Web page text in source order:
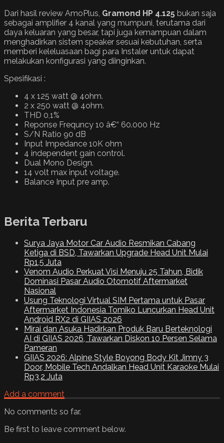
Dari hasil review AmoPlus, Gramond HP 4.125 bukan saja
sebagai amplifier 4 kanal yang mumpuni, terutama dari
daya keluaran yang besar, tapi juga kemampuan dalam
menghadirkan sistem speaker sesuai kebutuhan, serta
memberi keleluasaan bagi para Instaler untuk dapat
melakukan konfigurasi yang diinginkan.
Spesifikasi :
4 x 125 watt @ 4ohm.
2 x 250 watt @ 4ohm.
THD 0,1%
Reponse Frequncy 10 â€“ 60.000 Hz
S/N Ratio 90 dB
Input Impedance 10K ohm
4 independent gain control.
Dual Mono Design.
14 volt max input voltage.
Balance Input pre amp.
Berita Terbaru
Surya Jaya Motor Car Audio Resmikan Cabang
Ketiga di BSD, Tawarkan Upgrade Head Unit Mulai
Rp1,5 Juta
Venom Audio Perkuat Visi Menuju 25 Tahun, Bidik
Dominasi Pasar Audio Otomotif Aftermarket
Nasional
Usung Teknologi Virtual SIM Pertama untuk Pasar
Aftermarket Indonesia Tomiko Luncurkan Head Unit
Android RX2 di GIIAS 2026
Mirai dan Asuka Hadirkan Produk Baru Berteknologi
AI di GIIAS 2026, Tawarkan Diskon 10 Persen Selama
Pameran
GIIAS 2026: Alpine Style Boyong Body Kit Jimny 3
Door, Mobile Tech Andalkan Head Unit Karaoke Mulai
Rp3,2 Juta
Add a comment
No comments so far.
Be first to leave comment below.